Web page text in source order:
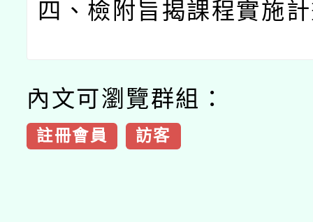
四、檢附旨揭課程實施
內文可瀏覽群組：
註冊會員 訪客